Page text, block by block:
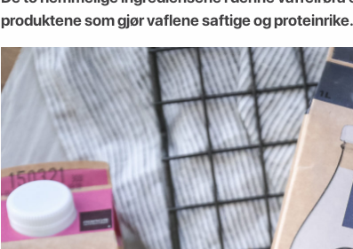
produktene som gjør vaflene saftige og proteinrike.